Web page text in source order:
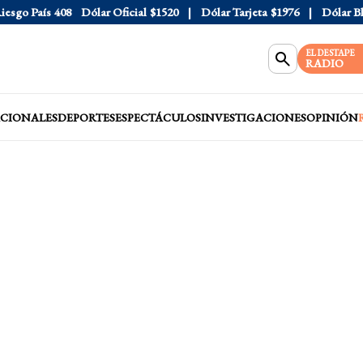
País 408 Dólar Oficial $1520 Dólar Tarjeta $1976 Dólar Blue
EL DESTAPE
RADIO
DEPORTESESPECTÁCULOSINVESTIGACIONESOPINIÓN